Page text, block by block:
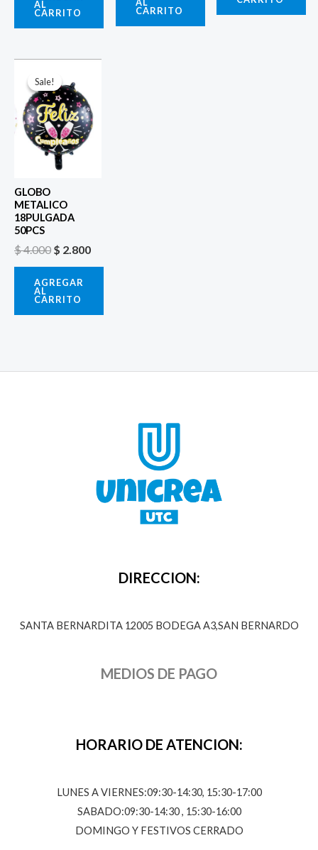
AL
CARRITO
AL
CARRITO
Sale!
Sale!
GLOBO
METALICO
18PULGADA
50PCS
$4.000
precio
original
era:
$ 4.000.
$ 2.800
es:
$ 2.800.
AGREGAR
AL
CARRITO
DIRECCION:
SANTA BERNARDITA 12005 BODEGA A3,SAN BERNARDO
MEDIOS DE PAGO
HORARIO DE ATENCION:
LUNES A VIERNES:09:30-14:30, 15:30-17:00
SABADO:09:30-14:30 , 15:30-16:00
DOMINGO Y FESTIVOS CERRADO